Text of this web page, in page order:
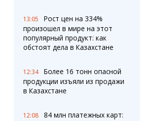
13:05
Рост цен на 334%
произошел в мире на этот
популярный продукт: как
обстоят дела в Казахстане
12:34
Более 16 тонн опасной
продукции изъяли из продажи
в Казахстане
12:08
84 млн платежных карт: